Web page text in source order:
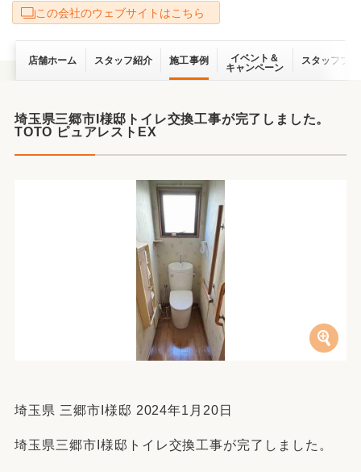
この会社のウェブサイトはこちら
店舗ホーム スタッフ紹介 施工事例
イベント＆
キャンペーン
スタッフブ
埼玉県三郷市I様邸トイレ交換工事が完了しました。
TOTO ピュアレストEX
埼玉県 三郷市I様邸 2024年1月20日
埼玉県三郷市I様邸トイレ交換工事が完了しました。